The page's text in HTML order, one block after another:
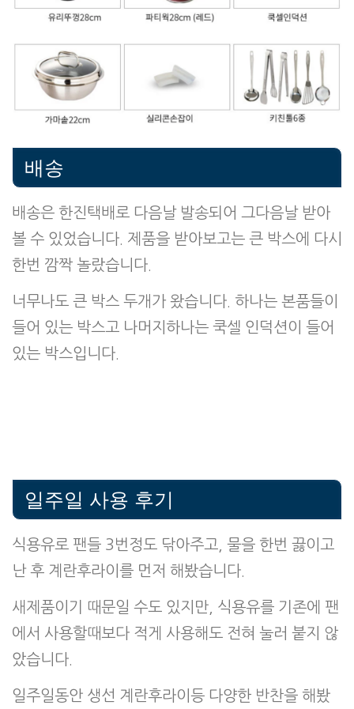
배송
배송은 한진택배로 다음날 발송되어 그다음날 받아
볼 수 있었습니다. 제품을 받아보고는 큰 박스에 다시
한번 깜짝 놀랐습니다.
너무나도 큰 박스 두개가 왔습니다. 하나는 본품들이
들어 있는 박스고 나머지하나는 쿡셀 인덕션이 들어
있는 박스입니다.
일주일 사용 후기
식용유로 팬들 3번정도 닦아주고, 물을 한번 끓이고
난 후 계란후라이를 먼저 해봤습니다.
새제품이기 때문일 수도 있지만, 식용유를 기존에 팬
에서 사용할때보다 적게 사용해도 전혀 눌러 붙지 않
았습니다.
일주일동안 생선 계란후라이등 다양한 반찬을 해봤